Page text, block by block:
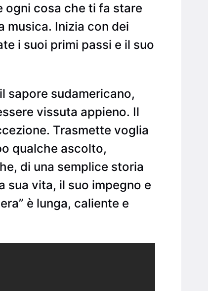
ogni cosa che ti fa stare
musica. Inizia con dei
i suoi primi passi e il suo
sapore sudamericano,
vissuta appieno. Il
Trasmette voglia
qualche ascolto,
di una semplice storia
sua vita, il suo impegno e
è lunga, caliente e